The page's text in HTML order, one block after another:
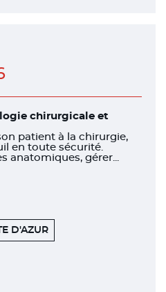
chirurgicale et
patient à la chirurgie,
en toute sécurité.
anatomiques, gérer...
D'AZUR